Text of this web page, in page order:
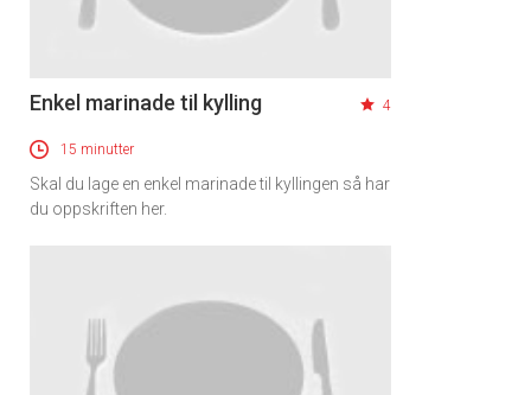
Enkel marinade til kylling 4
15 minutter
Skal du lage en enkel marinade til kyllingen så har
du oppskriften her.